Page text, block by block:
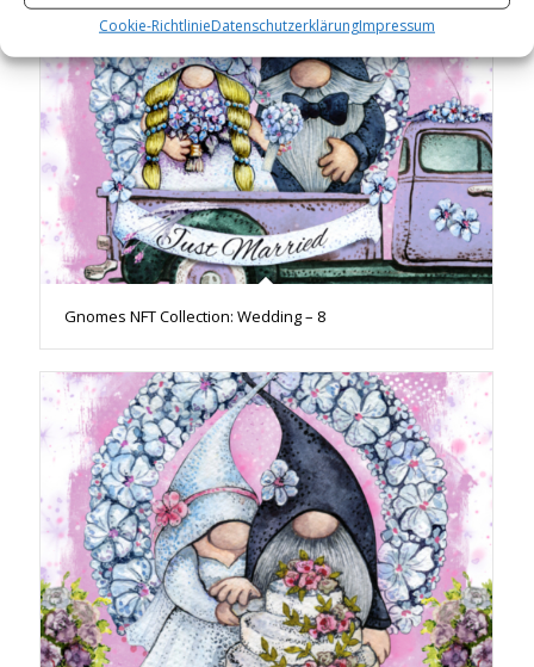
Cookie-RichtlinieDatenschutzerklärungImpressum
Gnomes NFT Collection: Wedding – 8